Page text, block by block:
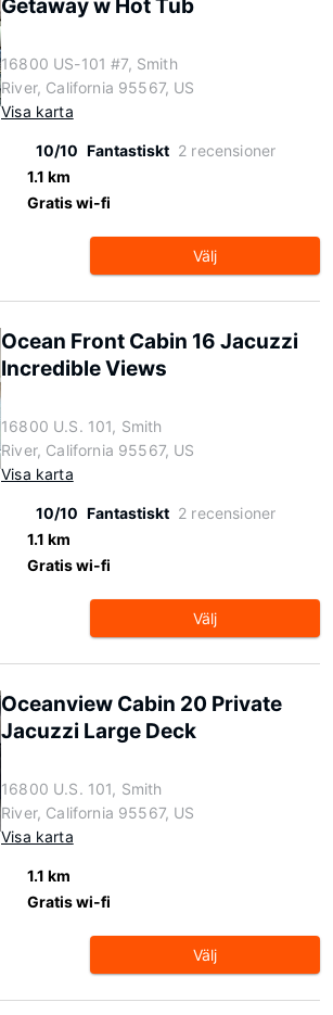
Getaway w Hot Tub
16800 US-101 #7, Smith
River, California 95567, US
Visa karta
10/10 Fantastiskt 2 recensioner
1.1 km
Gratis wi-fi
Välj
Ocean Front Cabin 16 Jacuzzi
Incredible Views
16800 U.S. 101, Smith
River, California 95567, US
Visa karta
10/10 Fantastiskt 2 recensioner
1.1 km
Gratis wi-fi
Välj
Oceanview Cabin 20 Private
Jacuzzi Large Deck
16800 U.S. 101, Smith
River, California 95567, US
Visa karta
1.1 km
Gratis wi-fi
Välj